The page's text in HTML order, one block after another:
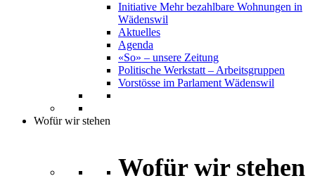
Initiative Mehr bezahlbare Wohnungen in
Wädenswil
Aktuelles
Agenda
«So» – unsere Zeitung
Politische Werkstatt – Arbeitsgruppen
Vorstösse im Parlament Wädenswil
Wofür wir stehen
Wofür wir stehen